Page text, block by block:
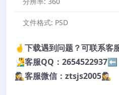
文件格式: PSD
🤞下载遇到问题？可联系客
🧏‍♂️客服QQ：2654522937⬅️
🕵️‍♀️客服微信：ztsjs2005🕵️‍♀️